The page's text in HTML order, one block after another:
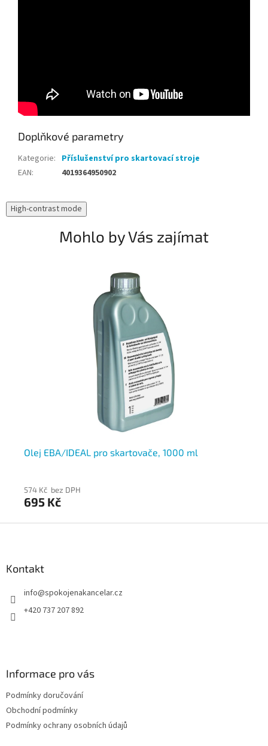
Doplňkové parametry
Kategorie: Příslušenství pro skartovací stroje
EAN: 4019364950902
High-contrast mode
Mohlo by Vás zajímat
Olej EBA/IDEAL pro skartovače, 1000 ml
574 Kč bez DPH
695 Kč
Kontakt
info@spokojenakancelar.cz
+420 737 207 892
Informace pro vás
Podmínky doručování
Obchodní podmínky
Podmínky ochrany osobních údajů